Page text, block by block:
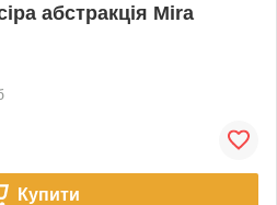
абстракція Mira
Купити